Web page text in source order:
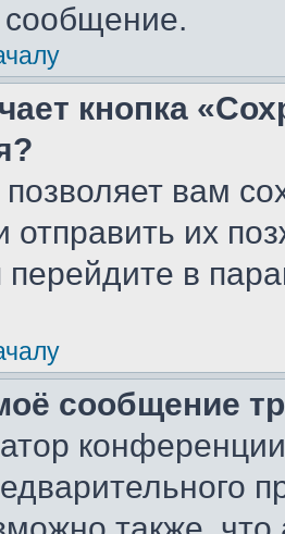
кнопка
вам
отправить их
в
сообщение